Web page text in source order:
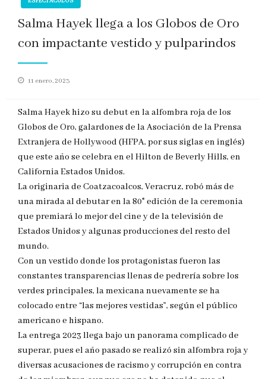
Salma Hayek llega a los Globos de Oro
con impactante vestido y pulparindos
Publicado
11 enero, 2023
Salma Hayek hizo su debut en la alfombra roja de los
Globos de Oro, galardones de la Asociación de la Prensa
Extranjera de Hollywood (HFPA, por sus siglas en inglés)
que este año se celebra en el Hilton de Beverly Hills, en
California Estados Unidos.
La originaria de Coatzacoalcos, Veracruz, robó más de
una mirada al debutar en la 80° edición de la ceremonia
que premiará lo mejor del cine y de la televisión de
Estados Unidos y algunas producciones del resto del
mundo.
Con un vestido donde los protagonistas fueron las
constantes transparencias llenas de pedrería sobre los
verdes principales, la mexicana nuevamente se ha
colocado entre “las mejores vestidas”, según el público
americano e hispano.
La entrega 2023 llega bajo un panorama complicado de
superar, pues el año pasado se realizó sin alfombra roja y
diversas acusaciones de racismo y corrupción en contra